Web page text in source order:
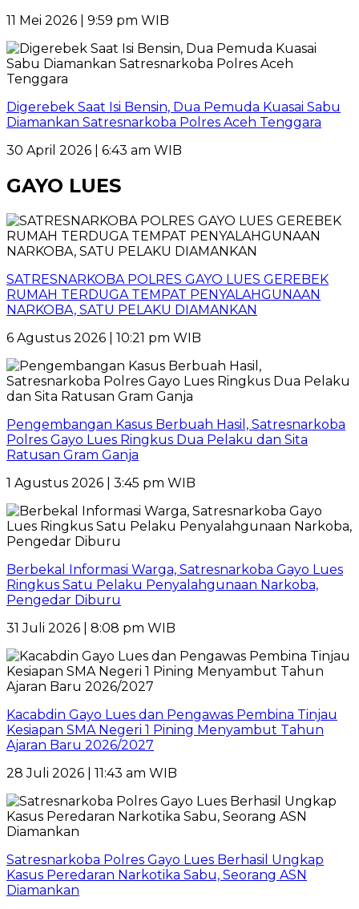
11 Mei 2026 | 9:59 pm WIB
Digerebek Saat Isi Bensin, Dua Pemuda Kuasai Sabu
Diamankan Satresnarkoba Polres Aceh Tenggara
30 April 2026 | 6:43 am WIB
GAYO LUES
SATRESNARKOBA POLRES GAYO LUES GEREBEK
RUMAH TERDUGA TEMPAT PENYALAHGUNAAN
NARKOBA, SATU PELAKU DIAMANKAN
6 Agustus 2026 | 10:21 pm WIB
Pengembangan Kasus Berbuah Hasil, Satresnarkoba
Polres Gayo Lues Ringkus Dua Pelaku dan Sita
Ratusan Gram Ganja
1 Agustus 2026 | 3:45 pm WIB
Berbekal Informasi Warga, Satresnarkoba Gayo Lues
Ringkus Satu Pelaku Penyalahgunaan Narkoba,
Pengedar Diburu
31 Juli 2026 | 8:08 pm WIB
Kacabdin Gayo Lues dan Pengawas Pembina Tinjau
Kesiapan SMA Negeri 1 Pining Menyambut Tahun
Ajaran Baru 2026/2027
28 Juli 2026 | 11:43 am WIB
Satresnarkoba Polres Gayo Lues Berhasil Ungkap
Kasus Peredaran Narkotika Sabu, Seorang ASN
Diamankan